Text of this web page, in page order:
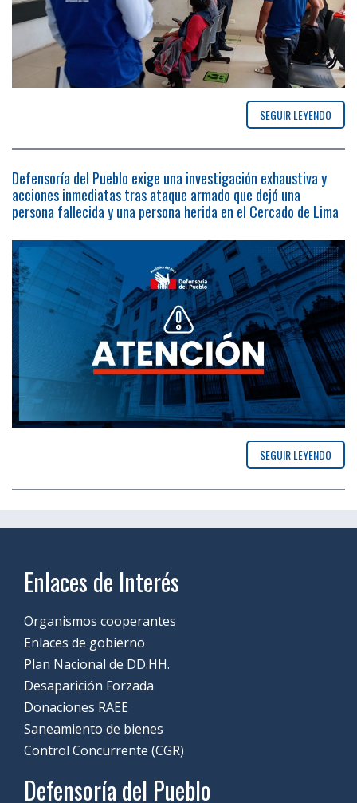
SEGUIR LEYENDO
Defensoría del Pueblo exige una investigación exhaustiva y
acciones inmediatas tras ataque armado que dejó una
persona fallecida y una persona herida en el Cercado de Lima
SEGUIR LEYENDO
Enlaces de Interés
Organismos cooperantes
Enlaces de gobierno
Plan Nacional de DD.HH.
Desaparición Forzada
Donaciones RAEE
Saneamiento de bienes
Control Concurrente (CGR)
Defensoría del Pueblo